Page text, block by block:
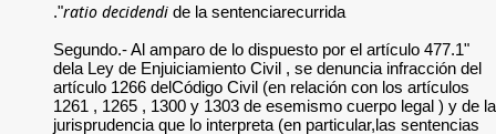
"Segundo.- Al
dela Ley de
artículo 1266
1261 , 1265 , 1300
jurisprudencia que